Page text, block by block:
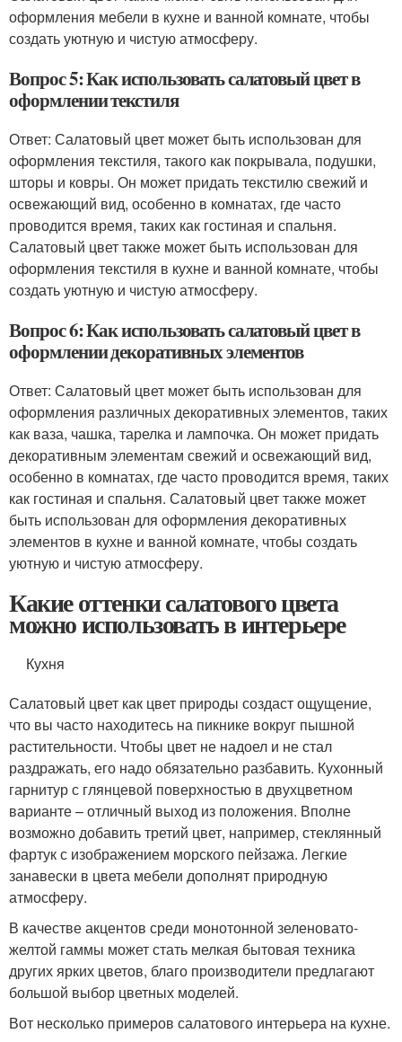
оформления мебели в кухне и ванной комнате, чтобы
создать уютную и чистую атмосферу.
Вопрос 5: Как использовать салатовый цвет в
оформлении текстиля
Ответ: Салатовый цвет может быть использован для
оформления текстиля, такого как покрывала, подушки,
шторы и ковры. Он может придать текстилю свежий и
освежающий вид, особенно в комнатах, где часто
проводится время, таких как гостиная и спальня.
Салатовый цвет также может быть использован для
оформления текстиля в кухне и ванной комнате, чтобы
создать уютную и чистую атмосферу.
Вопрос 6: Как использовать салатовый цвет в
оформлении декоративных элементов
Ответ: Салатовый цвет может быть использован для
оформления различных декоративных элементов, таких
как ваза, чашка, тарелка и лампочка. Он может придать
декоративным элементам свежий и освежающий вид,
особенно в комнатах, где часто проводится время, таких
как гостиная и спальня. Салатовый цвет также может
быть использован для оформления декоративных
элементов в кухне и ванной комнате, чтобы создать
уютную и чистую атмосферу.
Какие оттенки салатового цвета
можно использовать в интерьере
Кухня
Салатовый цвет как цвет природы создаст ощущение,
что вы часто находитесь на пикнике вокруг пышной
растительности. Чтобы цвет не надоел и не стал
раздражать, его надо обязательно разбавить. Кухонный
гарнитур с глянцевой поверхностью в двухцветном
варианте – отличный выход из положения. Вполне
возможно добавить третий цвет, например, стеклянный
фартук с изображением морского пейзажа. Легкие
занавески в цвета мебели дополнят природную
атмосферу.
В качестве акцентов среди монотонной зеленовато-
желтой гаммы может стать мелкая бытовая техника
других ярких цветов, благо производители предлагают
большой выбор цветных моделей.
Вот несколько примеров салатового интерьера на кухне.